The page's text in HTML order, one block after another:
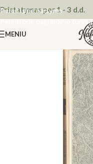
Pereiti prie naršymo
Pereiti prie pagrindinio turinio
Pristatymas per 1 - 3 d.d.
MENIU